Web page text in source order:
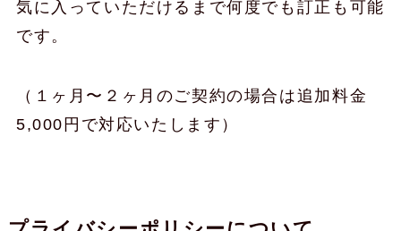
気に入っていただけるまで何度でも訂正も可能
です。
（１ヶ月〜２ヶ月のご契約の場合は追加料金
5,000円で対応いたします）